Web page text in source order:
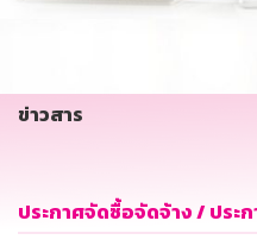
ข่าวสาร
ประกาศจัดซื้อจัดจ้าง / ประ